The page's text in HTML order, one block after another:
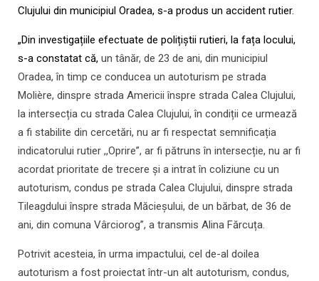
Clujului din municipiul Oradea, s-a produs un accident rutier.
„Din investigațiile efectuate de polițiștii rutieri, la fața locului,
s-a constatat că, un tânăr, de 23 de ani, din municipiul
Oradea, în timp ce conducea un autoturism pe strada
Molière, dinspre strada Americii înspre strada Calea Clujului,
la intersecția cu strada Calea Clujului, în condiții ce urmează
a fi stabilite din cercetări, nu ar fi respectat semnificația
indicatorului rutier ,,Oprire”, ar fi pătruns în intersecție, nu ar fi
acordat prioritate de trecere și a intrat în coliziune cu un
autoturism, condus pe strada Calea Clujului, dinspre strada
Tileagdului înspre strada Măcieșului, de un bărbat, de 36 de
ani, din comuna Vârciorog”, a transmis Alina Fărcuța.
Potrivit acesteia, în urma impactului, cel de-al doilea
autoturism a fost proiectat într-un alt autoturism, condus,